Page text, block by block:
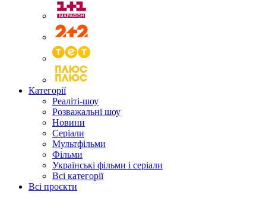
Категорії
Реаліті-шоу
Розважальні шоу
Новини
Серіали
Мультфільми
Фільми
Українські фільми і серіали
Всі категорії
Всі проєкти